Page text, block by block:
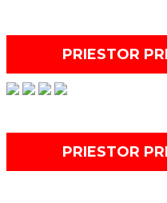
PRIESTOR
PRIESTOR